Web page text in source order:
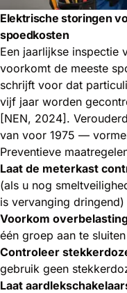
Elektrische storingen
spoedkosten
Een jaarlijkse inspectie
voorkomt de meeste
schrijft voor dat
vijf jaar worden
[NEN, 2024].
van voor 1975 —
Preventieve
Laat de meterkast
(als u nog
is vervanging dringend)
Voorkom
één groep aan te sluiten
Controleer
gebruik geen
Laat